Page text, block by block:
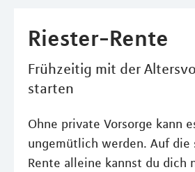
Riester-Rente
Frühzeitig mit der
starten
Ohne private Vorsorge kann
ungemütlich werden. Auf die
Rente alleine kannst du dich